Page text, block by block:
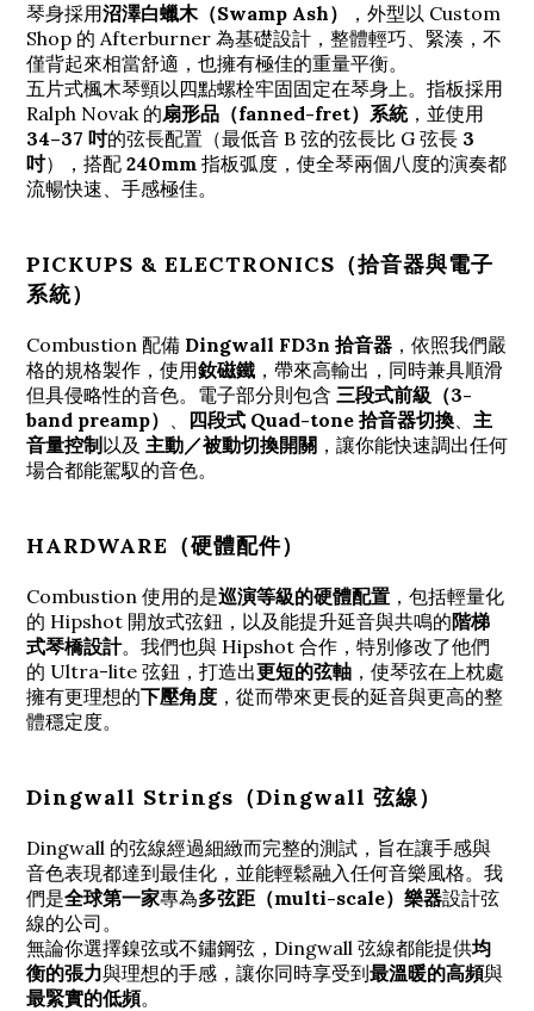
琴身採用沼澤白蠟木（Swamp Ash）
，外型以 Custom
Shop 的 Afterburner 為基礎設計，整體輕巧、緊湊，不
僅背起來相當舒適，也擁有極佳的重量平衡。
五片式楓木琴頸以四點螺栓牢固固定在琴身上。指板採用
Ralph Novak 的扇形品（fanned-fret）系統，並使用
34–37 吋的弦長配置（最低音 B 弦的弦長比 G 弦長 3
吋），搭配 240mm 指板弧度，使全琴兩個八度的演奏都
流暢快速、手感極佳。
PICKUPS & ELECTRONICS（拾音器與電子
系統）
Combustion 配備 Dingwall FD3n 拾音器 ，依照我們嚴
格的規格製作，使用釹磁鐵 ，帶來高輸出，同時兼具順滑
但具侵略性的音色。電子部分則包含 三段式前級（3-
band preamp） 、 四段式 Quad-tone 拾音器切換、 主
音量控制 以及 主動／被動切換開關 ，讓你能快速調出任何
場合都能駕馭的音色。
HARDWARE（硬體配件）
Combustion 使用的是巡演等級的硬體配置 ，包括輕量化
的 Hipshot 開放式弦鈕，以及能提升延音與共鳴的階梯
式琴橋設計。我們也與 Hipshot 合作，特別修改了他們
的 Ultra-lite 弦鈕，打造出更短的弦軸 ，使琴弦在上枕處
擁有更理想的下壓角度 ，從而帶來更長的延音與更高的整
體穩定度。
Dingwall Strings（Dingwall 弦線）
Dingwall 的弦線經過細緻而完整的測試，旨在讓手感與
音色表現都達到最佳化，並能輕鬆融入任何音樂風格。我
們是全球第一家專為多弦距（multi-scale）樂器設計弦
線的公司。
無論你選擇鎳弦或不鏽鋼弦，Dingwall 弦線都能提供均
衡的張力與理想的手感，讓你同時享受到最溫暖的高頻與
最緊實的低頻。